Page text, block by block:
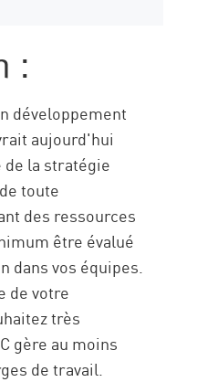
:
développement
aujourd'hui
la stratégie
toute
des ressources
être évalué
dans vos équipes.
de votre
très
gère au moins
de travail.